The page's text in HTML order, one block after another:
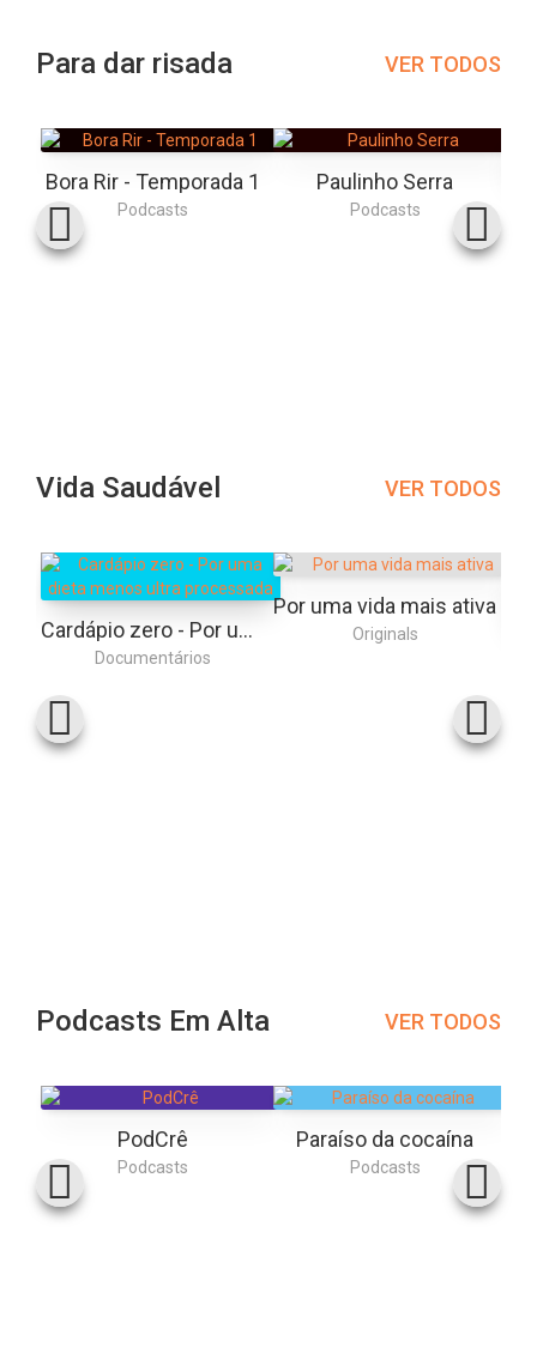
Para dar risada VER TODOS
Bora Rir - Temporada 1
Podcasts
Paulinho Serra
Podcasts
Vida Saudável VER TODOS
Cardápio zero - Por uma dieta menos ultra processada
Documentários
Por uma vida mais ativa
Originals
Podcasts Em Alta VER TODOS
PodCrê
Podcasts
Paraíso da cocaína
Podcasts